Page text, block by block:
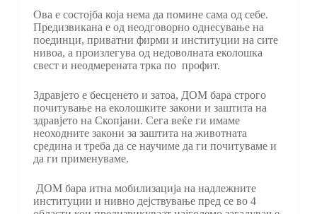
Ова е состојба која нема да помине сама од себе.
Предизвикана е од неодговорно однесување на
поединци, приватни фирми и институции на сите
нивоа, а произлегува од недоволната еколошка
свест и неодмерената трка по профит.
Здравјето е бесценето и затоа, ДОМ бара строго
почитување на еколошките закони и заштита на
здравјето на Скопјани. Сега веќе ги имаме
неоходните закони за заштита на животната
средина и треба да се научиме да ги почитуваме и
да ги применуваме.
ДОМ бара итна мобилизација на надлежните
институции и нивно дејствување пред се во 4